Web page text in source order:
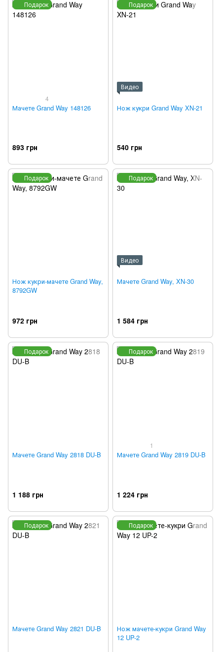
Подарок
4
Мачете Grand Way 148126
893 грн
Подарок
Видео
Нож кукри Grand Way XN-21
540 грн
Подарок
Нож кукри-мачете Grand Way,
8792GW
972 грн
Подарок
Видео
Мачете Grand Way, XN-30
1 584 грн
Подарок
Мачете Grand Way 2818 DU-B
1 188 грн
Подарок
1
Мачете Grand Way 2819 DU-B
1 224 грн
Подарок
Мачете Grand Way 2821 DU-B
Подарок
Нож мачете-кукри Grand Way
12 UP-2